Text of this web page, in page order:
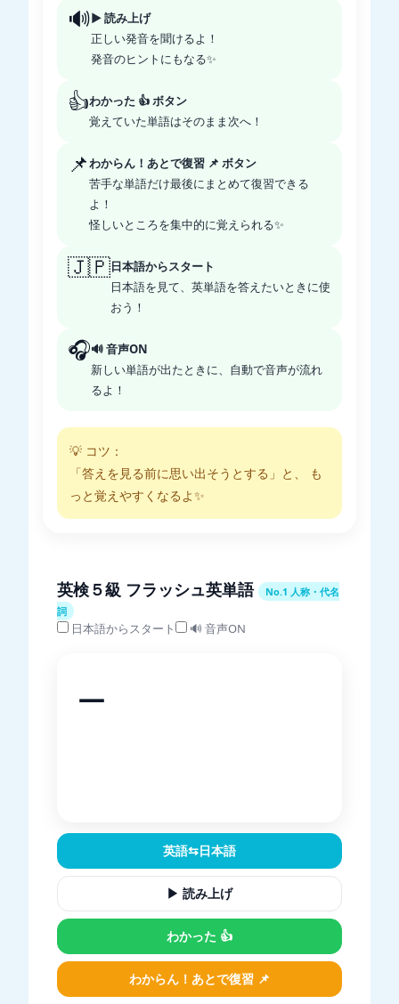
🔊▶ 読み上げ
正しい発音を聞けるよ！
発音のヒントにもなる✨
👍わかった 👍 ボタン
覚えていた単語はそのまま次へ！
📌わからん！あとで復習 📌 ボタン
苦手な単語だけ最後にまとめて復習できる
よ！
怪しいところを集中的に覚えられる✨
🇯🇵日本語からスタート
日本語を見て、英単語を答えたいときに使
おう！
🎧🔊 音声ON
新しい単語が出たときに、自動で音声が流れ
るよ！
💡 コツ：
「答えを見る前に思い出そうとする」と、 も
っと覚えやすくなるよ✨
英検５級 フラッシュ英単語
No.1 人称・代名
詞
日本語からスタート 🔊 音声ON
—
—
英語⇆日本語
▶ 読み上げ
わかった 👍
わからん！あとで復習 📌